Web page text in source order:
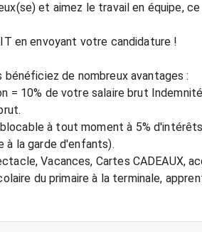
et aimez le travail en équipe,
en envoyant votre candidature !
bénéficiez de nombreux avantages :
= 10% de votre salaire brut
à tout moment à 5%
à la garde d'enfants).
Vacances, Cartes CADEAUX,
du primaire à la terminale,